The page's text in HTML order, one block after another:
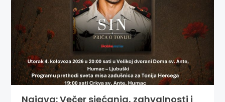
Najava: Večer sjećanja, zahvalnosti i